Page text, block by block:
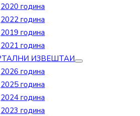
2020 година
2022 година
2019 година
2021 година
ИЗВЕШТАИ
2026 година
2025 година
2024 година
2023 година